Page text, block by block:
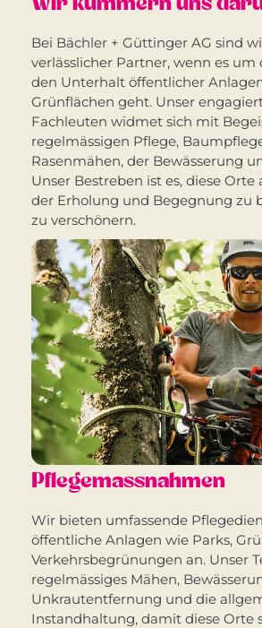
Bei Bächler + Güttinger AG sind
verlässlicher Partner, wenn es um
den Unterhalt öffentlicher
Grünflächen geht. Unser
Fachleuten widmet sich mit
regelmässigen Pflege,
Rasenmähen, der Bewässerung
Unser Bestreben ist es, diese Orte
der Erholung und Begegnung zu
zu verschönern.
Pflegemassnahmen
Wir bieten umfassende
öffentliche Anlagen wie Parks,
Verkehrsbegrünungen an. Unser
regelmässiges Mähen,
Unkrautentfernung und die
Instandhaltung, damit diese Orte